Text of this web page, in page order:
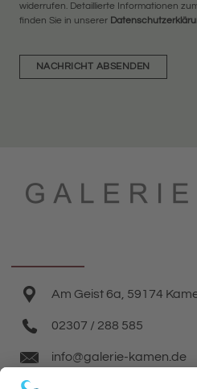
widerrufen. Detaillierte Informationen
finden Sie in unserer
NACHRICHT ABSENDEN
Am Geist 6a, 59174
02307 / 288 585
info@galerie-kamen.de